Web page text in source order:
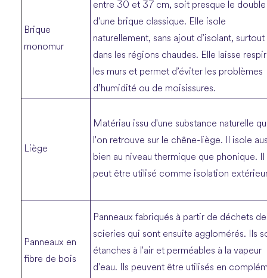
Brique
monomur
entre 30 et 37 cm, soit presque le double
d'une brique classique. Elle isole
naturellement, sans ajout d’isolant, surtout
dans les régions chaudes. Elle laisse
les murs et permet d’éviter les problèmes
d’humidité ou de moisissures.
Liège
Matériau issu d'une substance naturelle
l'on retrouve sur le chêne-liège. Il isole
bien au niveau thermique que phonique. Il
peut être utilisé comme isolation
Panneaux en
fibre de bois
Panneaux fabriqués à partir de déchets de
scieries qui sont ensuite agglomérés. Ils
étanches à l'air et perméables à la vapeur
d'eau. Ils peuvent être utilisés en